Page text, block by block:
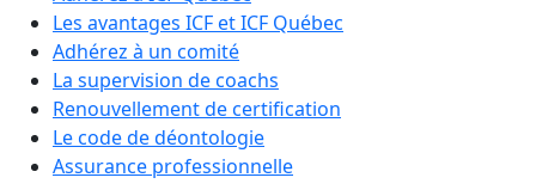
Les avantages ICF et ICF Québec
Adhérez à un comité
La supervision de coachs
Renouvellement de certification
Le code de déontologie
Assurance professionnelle